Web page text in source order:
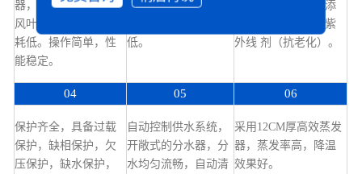
器，高压静音型尼龙
风叶，送风量大，能
耗低。操作简单，性
能稳定。
压静音型尼龙风叶,送
低。
聚改型工程材料，添
加增强增韧剂，抗紫
外线 剂（抗老化）。
04 05 06
保护齐全，具备过载
保护，缺相保护，欠
压保护，缺水保护，
自动控制供水系统，
开敞式的分水器，分
水均匀流畅，自动清
采用12CM厚高效蒸发
器，蒸发率高，降温
效果好。